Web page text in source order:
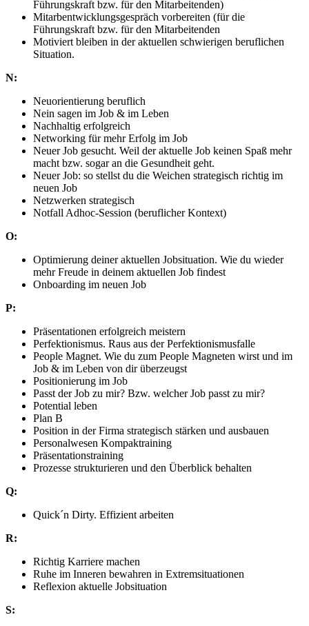
Führungskraft bzw. für den Mitarbeitenden)
Mitarbentwicklungsgespräch vorbereiten (für die
Führungskraft bzw. für den Mitarbeitenden
Motiviert bleiben in der aktuellen schwierigen beruflichen
Situation.
N:
Neuorientierung beruflich
Nein sagen im Job & im Leben
Nachhaltig erfolgreich
Networking für mehr Erfolg im Job
Neuer Job gesucht. Weil der aktuelle Job keinen Spaß mehr
macht bzw. sogar an die Gesundheit geht.
Neuer Job: so stellst du die Weichen strategisch richtig im
neuen Job
Netzwerken strategisch
Notfall Adhoc-Session (beruflicher Kontext)
O:
Optimierung deiner aktuellen Jobsituation. Wie du wieder
mehr Freude in deinem aktuellen Job findest
Onboarding im neuen Job
P:
Präsentationen erfolgreich meistern
Perfektionismus. Raus aus der Perfektionismusfalle
People Magnet. Wie du zum People Magneten wirst und im
Job & im Leben von dir überzeugst
Positionierung im Job
Passt der Job zu mir? Bzw. welcher Job passt zu mir?
Potential leben
Plan B
Position in der Firma strategisch stärken und ausbauen
Personalwesen Kompaktraining
Präsentationstraining
Prozesse strukturieren und den Überblick behalten
Q:
Quick´n Dirty. Effizient arbeiten
R:
Richtig Karriere machen
Ruhe im Inneren bewahren in Extremsituationen
Reflexion aktuelle Jobsituation
S: